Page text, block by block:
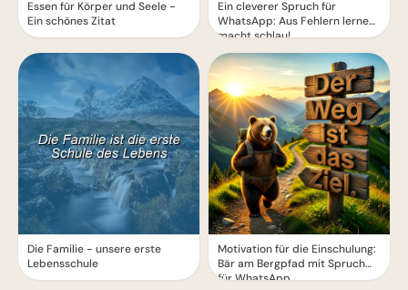
Essen für Körper und Seele -
Ein schönes Zitat
Die Familie - unsere erste
Lebensschule
Ein cleverer Spruch für
WhatsApp: Aus Fehlern lernen
macht schlau!
Motivation für die Einschulung:
Bär am Bergpfad mit Spruch
für WhatsApp